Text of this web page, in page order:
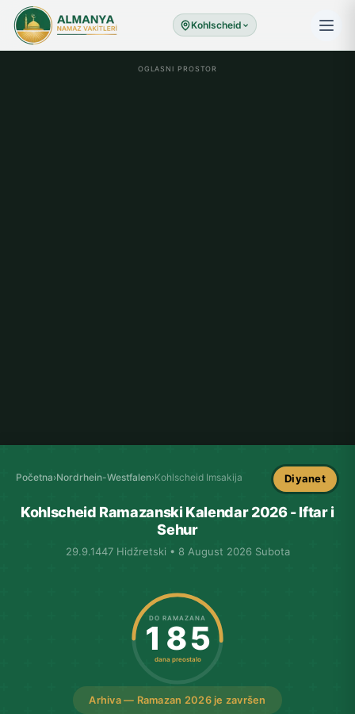
Kohlscheid
OGLASNI PROSTOR
Početna›Nordrhein-Westfalen›Kohlscheid Imsakija Diyanet
Kohlscheid Ramazanski Kalendar 2026 - Iftar i
Sehur
29.9.1447 Hidžretski • 8 August 2026 Subota
Arhiva — Ramazan 2026 je završen
DO RAMAZANA
185
dana preostalo